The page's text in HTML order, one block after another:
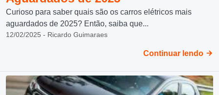
Curioso para saber quais são os carros elétricos mais
aguardados de 2025? Então, saiba que...
12/02/2025 - Ricardo Guimaraes
Continuar lendo